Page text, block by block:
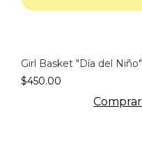
Girl Basket "Día del Niño"
$450.00